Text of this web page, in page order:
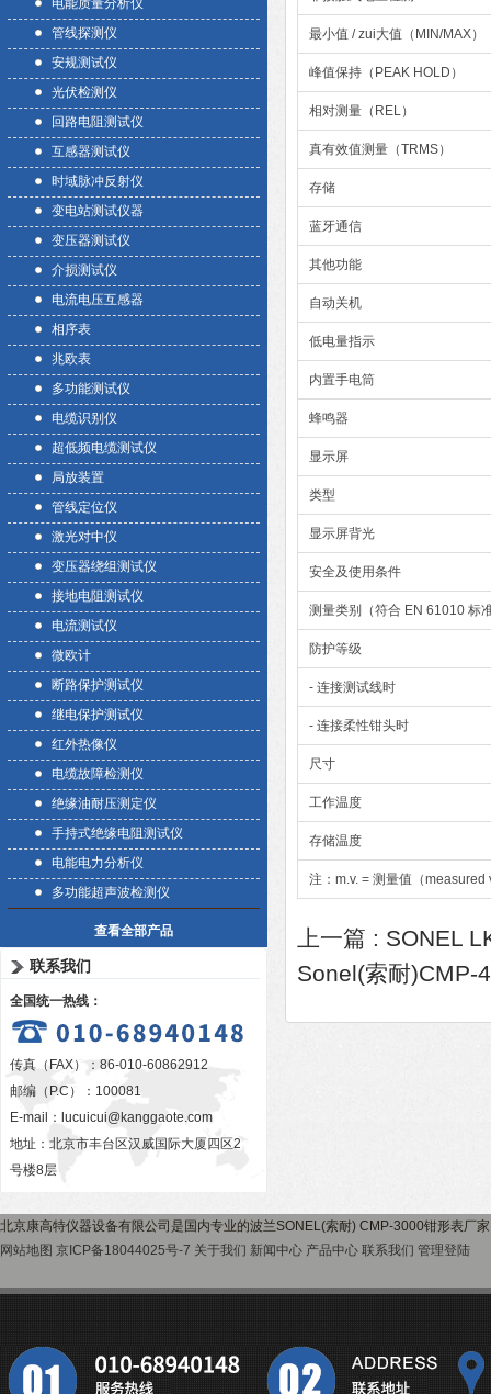
电能质量分析仪
管线探测仪
安规测试仪
光伏检测仪
回路电阻测试仪
互感器测试仪
时域脉冲反射仪
变电站测试仪器
变压器测试仪
介损测试仪
电流电压互感器
相序表
兆欧表
多功能测试仪
电缆识别仪
超低频电缆测试仪
局放装置
管线定位仪
激光对中仪
变压器绕组测试仪
接地电阻测试仪
电流测试仪
微欧计
断路保护测试仪
继电保护测试仪
红外热像仪
电缆故障检测仪
绝缘油耐压测定仪
手持式绝缘电阻测试仪
电能电力分析仪
多功能超声波检测仪
查看全部产品
联系我们
全国统一热线：
传真（FAX）：86-010-60862912
邮编（P.C）：100081
E-mail： lucuicui@kanggaote.com
地址：北京市丰台区汉威国际大厦四区2
号楼8层
最小值 / zui大值（MIN/MAX）
峰值保持（PEAK HOLD）
相对测量（REL）
真有效值测量（TRMS）
存储
蓝牙通信
其他功能
自动关机
低电量指示
内置手电筒
蜂鸣器
显示屏
类型
显示屏背光
安全及使用条件
测量类别（符合 EN 61010 标
防护等级
- 连接测试线时
- 连接柔性钳头时
尺寸
工作温度
存储温度
注：m.v. = 测量值（measured
上一篇 : SONEL
Sonel(索耐)CMP-
北京康高特仪器设备有限公司是国内专业的波兰SONEL(索耐) CMP-3000钳形表厂
网站地图 京ICP备18044025号-7 关于我们 新闻中心 产品中心 联系我们 管理登陆